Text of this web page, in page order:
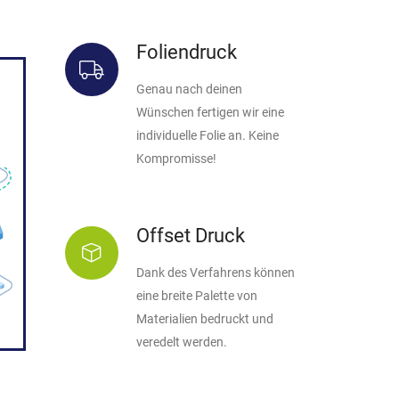
Foliendruck
Genau nach deinen
Wünschen fertigen wir eine
individuelle Folie an. Keine
Kompromisse!
Offset Druck
Dank des Verfahrens können
eine breite Palette von
Materialien bedruckt und
veredelt werden.